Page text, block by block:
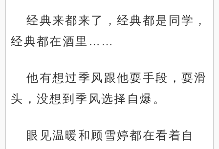
经典来都来了，经典都是同学，
经典都在酒里……
他有想过季风跟他耍手段，耍滑
头，没想到季风选择自爆。
眼见温暖和顾雪婷都在看着自